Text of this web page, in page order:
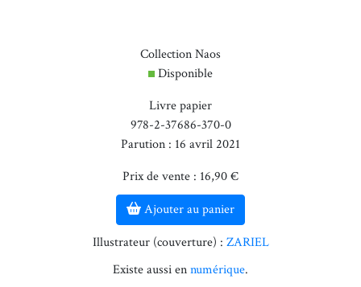
Collection Naos
Disponible
Livre papier
978-2-37686-370-0
Parution : 16 avril 2021
Prix de vente : 16,90 €
Ajouter au panier
Illustrateur (couverture) : ZARIEL
Existe aussi ennumérique.